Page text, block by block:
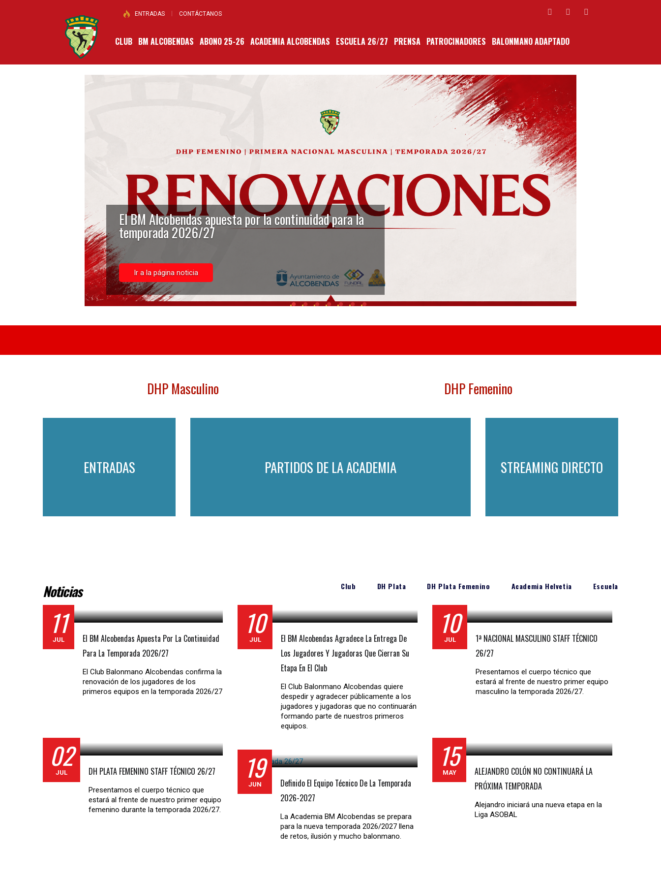
ENTRADAS CONTÁCTANOS
CLUB BM ALCOBENDAS ABONO 25-26 ACADEMIA ALCOBENDAS ESCUELA 26/27 PRENSA PATROCINADORES BALONMANO ADAPTADO
El BM Alcobendas apuesta por la continuidad para la
temporada 2026/27
Ir a la página noticia
DHP Masculino DHP Femenino
ENTRADAS PARTIDOS DE LA ACADEMIA STREAMING DIRECTO
Noticias Club DH Plata DH Plata Femenino Academia Helvetia Escuela
11
JUL
El BM Alcobendas Apuesta Por La Continuidad
Para La Temporada 2026/27
El Club Balonmano Alcobendas confirma la
renovación de los jugadores de los
primeros equipos en la temporada 2026/27
10
JUL
El BM Alcobendas Agradece La Entrega De
Los Jugadores Y Jugadoras Que Cierran Su
Etapa En El Club
El Club Balonmano Alcobendas quiere
despedir y agradecer públicamente a los
jugadores y jugadoras que no continuarán
formando parte de nuestros primeros
equipos.
10
JUL
1ª NACIONAL MASCULINO STAFF TÉCNICO
26/27
Presentamos el cuerpo técnico que
estará al frente de nuestro primer equipo
masculino la temporada 2026/27.
02
JUL DH PLATA FEMENINO STAFF TÉCNICO 26/27
Presentamos el cuerpo técnico que
estará al frente de nuestro primer equipo
femenino durante la temporada 2026/27.
19
JUN
Definido El Equipo Técnico De La Temporada
2026-2027
La Academia BM Alcobendas se prepara
para la nueva temporada 2026/2027 llena
de retos, ilusión y mucho balonmano.
15
MAY
ALEJANDRO COLÓN NO CONTINUARÁ LA
PRÓXIMA TEMPORADA
Alejandro iniciará una nueva etapa en la
Liga ASOBAL